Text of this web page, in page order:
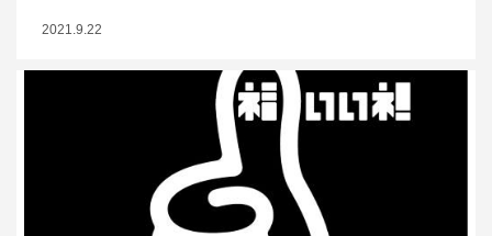
2021.9.22